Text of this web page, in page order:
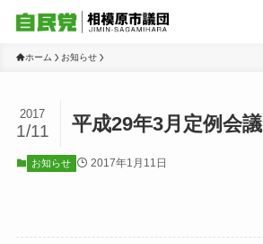
ホーム お知らせ
平成29年3月定例会議
2017
1/11
お知らせ 2017年1月11日